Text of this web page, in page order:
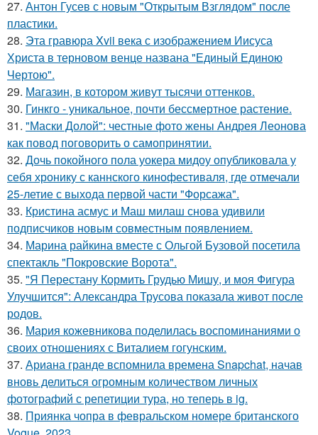
27. Антон Гусев с новым "Открытым Взглядом" после
пластики.
28. Эта гравюра Xvii века с изображением Иисуса
Христа в терновом венце названа "Единый Единою
Чертою".
29. Магазин, в котором живут тысячи оттенков.
30. Гинкго - уникальное, почти бессмертное растение.
31. "Маски Долой": честные фото жены Андрея Леонова
как повод поговорить о самопринятии.
32. Дочь покойного пола уокера мидоу опубликовала у
себя хронику с каннского кинофестиваля, где отмечали
25-летие с выхода первой части "Форсажа".
33. Кристина асмус и Маш милаш снова удивили
подписчиков новым совместным появлением.
34. Марина райкина вместе с Ольгой Бузовой посетила
спектакль "Покровские Ворота".
35. "Я Перестану Кормить Грудью Мишу, и моя Фигура
Улучшится": Александра Трусова показала живот после
родов.
36. Мария кожевникова поделилась воспоминаниями о
своих отношениях с Виталием гогунским.
37. Ариана гранде вспомнила времена Snapchat, начав
вновь делиться огромным количеством личных
фотографий с репетиции тура, но теперь в ig.
38. Приянка чопра в февральском номере британского